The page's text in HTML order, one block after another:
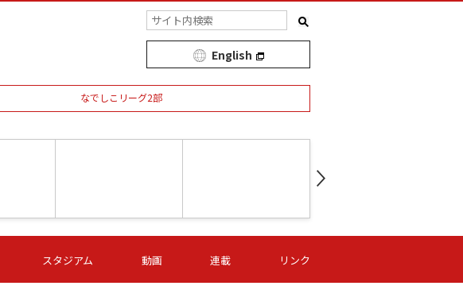
English
なでしこリーグ2部
第16節 09/06 (日) 15:00
-
第16節 09/06 (日) 15:00
- -
スタジアム 動画 連載 リンク